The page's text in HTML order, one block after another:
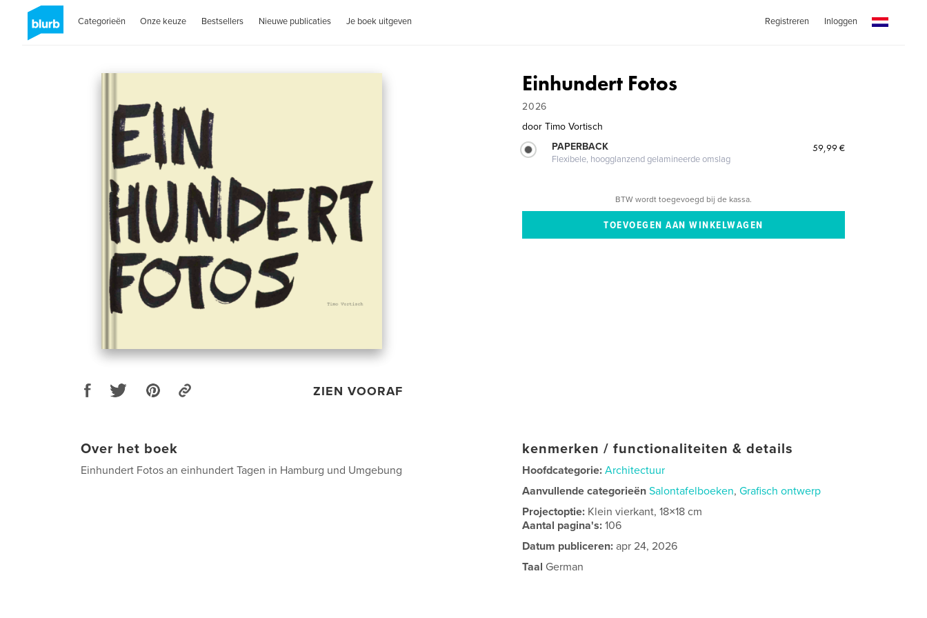
Categorieën Onze keuze Bestsellers Nieuwe publicaties Je boek uitgeven Registreren Inloggen
ZIEN VOORAF
Einhundert Fotos
2026
door Timo Vortisch
PAPERBACK
Flexibele, hoogglanzend gelamineerde omslag
59,99 €
BTW wordt toegevoegd bij de kassa.
Over het boek
Einhundert Fotos an einhundert Tagen in Hamburg und Umgebung
kenmerken / functionaliteiten & details
Hoofdcategorie: Architectuur
Aanvullende categorieën Salontafelboeken,Grafisch ontwerp
Projectoptie: Klein vierkant, 18×18 cm
Aantal pagina's:106
Datum publiceren: apr 24, 2026
Taal German